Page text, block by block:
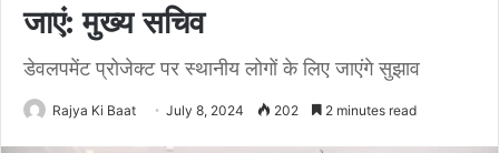
जाएं: मुख्य सचिव
डेवलपमेंट प्रोजेक्ट पर स्थानीय लोगों के लिए जाएंगे सुझाव
Rajya Ki Baat July 8, 2024 202 2 minutes read